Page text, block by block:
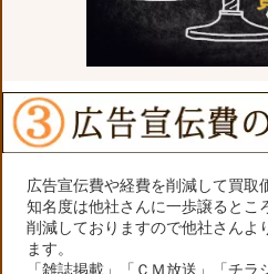
広告宣伝費や経費を削減して買取
知名度は他社さんに一歩譲るとこ
削減しておりますので他社さんよ
ます。
「雑誌掲載」「ＣＭ放送」「チ